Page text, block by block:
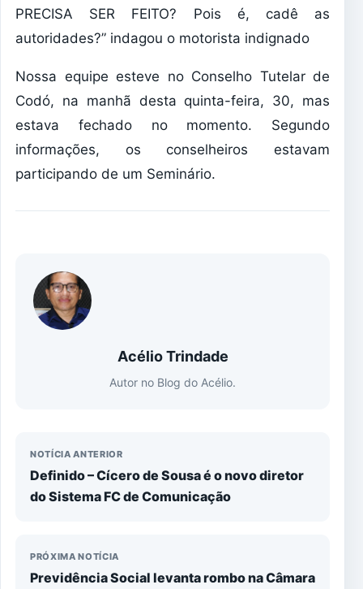
PRECISA SER FEITO? Pois é, cadê as
autoridades?” indagou o motorista indignado
Nossa equipe esteve no Conselho Tutelar de
Codó, na manhã desta quinta-feira, 30, mas
estava fechado no momento. Segundo
informações, os conselheiros estavam
participando de um Seminário.
Acélio Trindade
Autor no Blog do Acélio.
NOTÍCIA ANTERIOR
Definido – Cícero de Sousa é o novo diretor
do Sistema FC de Comunicação
PRÓXIMA NOTÍCIA
Previdência Social levanta rombo na Câmara